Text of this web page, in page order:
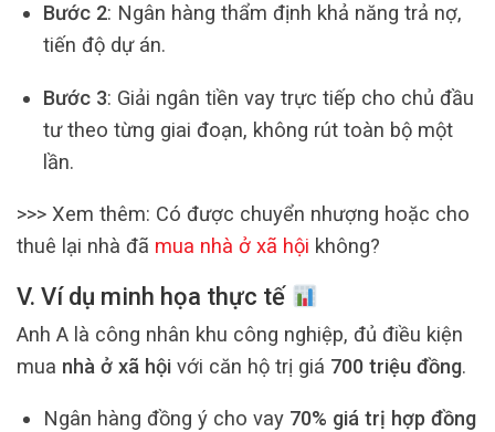
Bước 2: Ngân hàng thẩm định khả năng trả nợ,
tiến độ dự án.
Bước 3: Giải ngân tiền vay trực tiếp cho chủ đầu
tư theo từng giai đoạn, không rút toàn bộ một
lần.
>>> Xem thêm: Có được chuyển nhượng hoặc cho
thuê lại nhà đã mua nhà ở xã hội không?
V. Ví dụ minh họa thực tế
Anh A là công nhân khu công nghiệp, đủ điều kiện
mua nhà ở xã hội với căn hộ trị giá 700 triệu đồng.
Ngân hàng đồng ý cho vay 70% giá trị hợp đồng